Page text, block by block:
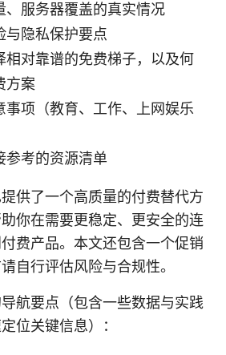
、服务器覆盖的真实情况
与隐私保护要点
相对靠谱的免费梯子，以及何
方案
事项（教育、工作、上网娱乐
参考的资源清单
供了一个高质量的付费替代方
你在需要更稳定、更安全的连
费产品。本文还包含一个促销
自行评估风险与合规性。
航要点（包含一些数据与实践
位关键信息）：